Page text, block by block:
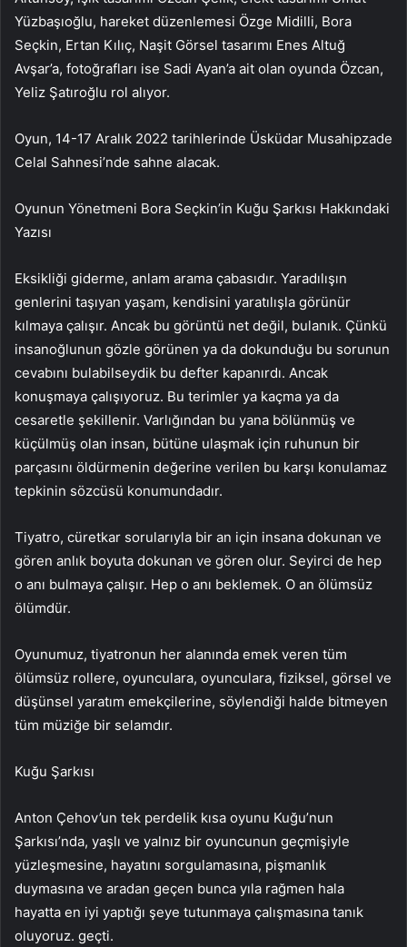
Yüzbaşıoğlu, hareket düzenlemesi Özge Midilli, Bora
Seçkin, Ertan Kılıç, Naşit Görsel tasarımı Enes Altuğ
Avşar’a, fotoğrafları ise Sadi Ayan’a ait olan oyunda Özcan,
Yeliz Şatıroğlu rol alıyor.
Oyun, 14-17 Aralık 2022 tarihlerinde Üsküdar Musahipzade
Celal Sahnesi’nde sahne alacak.
Oyunun Yönetmeni Bora Seçkin’in Kuğu Şarkısı Hakkındaki
Yazısı
Eksikliği giderme, anlam arama çabasıdır. Yaradılışın
genlerini taşıyan yaşam, kendisini yaratılışla görünür
kılmaya çalışır. Ancak bu görüntü net değil, bulanık. Çünkü
insanoğlunun gözle görünen ya da dokunduğu bu sorunun
cevabını bulabilseydik bu defter kapanırdı. Ancak
konuşmaya çalışıyoruz. Bu terimler ya kaçma ya da
cesaretle şekillenir. Varlığından bu yana bölünmüş ve
küçülmüş olan insan, bütüne ulaşmak için ruhunun bir
parçasını öldürmenin değerine verilen bu karşı konulamaz
tepkinin sözcüsü konumundadır.
Tiyatro, cüretkar sorularıyla bir an için insana dokunan ve
gören anlık boyuta dokunan ve gören olur. Seyirci de hep
o anı bulmaya çalışır. Hep o anı beklemek. O an ölümsüz
ölümdür.
Oyunumuz, tiyatronun her alanında emek veren tüm
ölümsüz rollere, oyunculara, oyunculara, fiziksel, görsel ve
düşünsel yaratım emekçilerine, söylendiği halde bitmeyen
tüm müziğe bir selamdır.
Kuğu Şarkısı
Anton Çehov’un tek perdelik kısa oyunu Kuğu’nun
Şarkısı’nda, yaşlı ve yalnız bir oyuncunun geçmişiyle
yüzleşmesine, hayatını sorgulamasına, pişmanlık
duymasına ve aradan geçen bunca yıla rağmen hala
hayatta en iyi yaptığı şeye tutunmaya çalışmasına tanık
oluyoruz. geçti.